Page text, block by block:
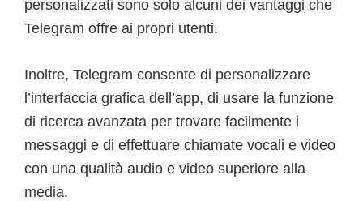
personalizzati sono solo alcuni dei vantaggi che
Telegram offre ai propri utenti.
Inoltre, Telegram consente di personalizzare
l’interfaccia grafica dell’app, di usare la funzione
di ricerca avanzata per trovare facilmente i
messaggi e di effettuare chiamate vocali e video
con una qualità audio e video superiore alla
media.